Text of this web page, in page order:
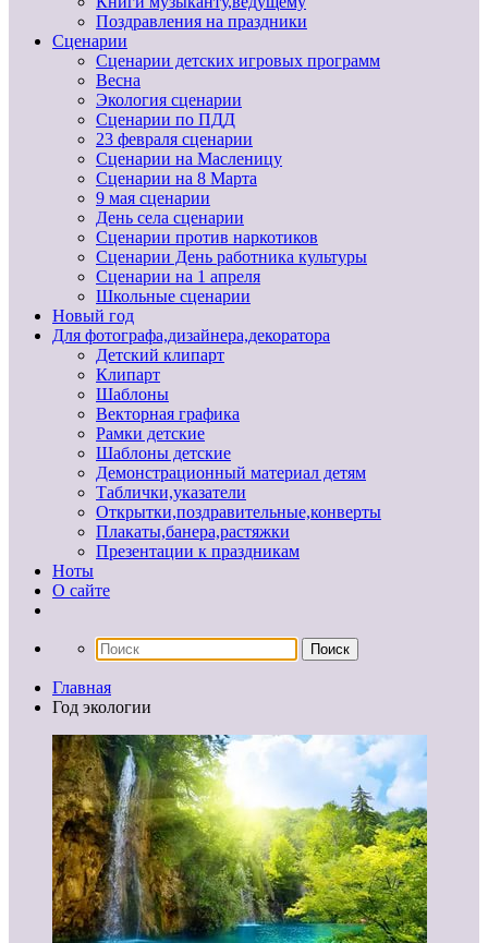
Поздравления на праздники
Сценарии
Сценарии детских игровых программ
Весна
Экология сценарии
Сценарии по ПДД
23 февраля сценарии
Сценарии на Масленицу
Сценарии на 8 Марта
9 мая сценарии
День села сценарии
Сценарии против наркотиков
Сценарии День работника культуры
Сценарии на 1 апреля
Школьные сценарии
Новый год
Для фотографа,дизайнера,декоратора
Детский клипарт
Клипарт
Шаблоны
Векторная графика
Рамки детские
Шаблоны детские
Демонстрационный материал детям
Таблички,указатели
Открытки,поздравительные,конверты
Плакаты,банера,растяжки
Презентации к праздникам
Ноты
О сайте
Главная
Год экологии